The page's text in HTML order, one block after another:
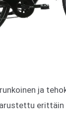
ja
erittäin